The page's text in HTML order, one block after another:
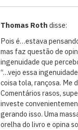
Thomas Roth disse:
Pois é…estava
mas faz questão de
ingenuidade que
“…vejo essa
coisa tola, rançosa. Me
Comentários rasos,
investe
gerando isso. Uma
orelha do livro e opina